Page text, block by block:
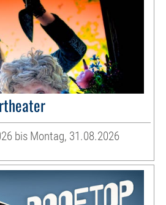
bis Montag, 31.08.2026